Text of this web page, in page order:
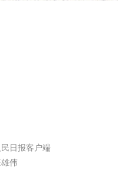
日报客户端
伟